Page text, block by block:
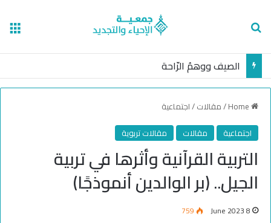
الصيف ووهمُ الرّاحة
/مقالات/اجتماعية
اجتماعية
مقالات مقالات تربوية
التربية القرآنية وأثرها في تربية
الجيل.. (بر الوالدين أنموذجًا)
8 June 2023
759